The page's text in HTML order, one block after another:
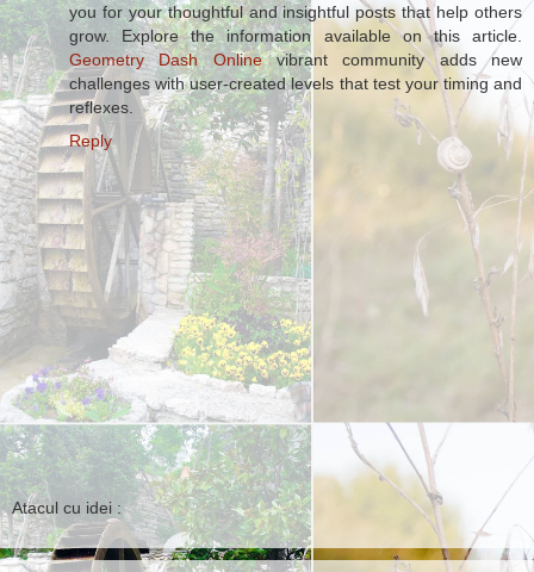
you for your thoughtful and insightful posts that help others
grow. Explore the information available on this article.
Geometry Dash Onlinevibrant community adds new
challenges with user-created levels that test your timing and
reflexes.
Reply
Atacul cu idei :